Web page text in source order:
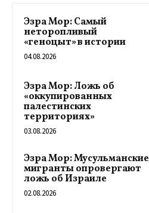
Эзра Мор: Самый
неторопливый
«геноцыт» в истории
04.08.2026
Эзра Мор: Ложь об
«оккупированных
палестинских
территориях»
03.08.2026
Эзра Мор: Мусульманские
мигранты опровергают
ложь об Израиле
02.08.2026